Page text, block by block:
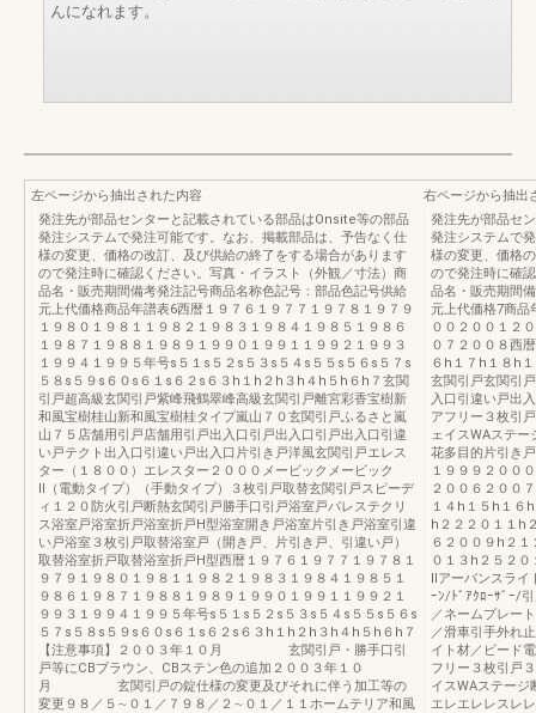
んになれます。
左ページから抽出された内容
発注先が部品センターと記載されている部品はOnsite等の部品
発注システムで発注可能です。なお、掲載部品は、予告なく仕
様の変更、価格の改訂、及び供給の終了をする場合があります
ので発注時に確認ください。写真・イラスト（外観／寸法）商
品名・販売期間備考発注記号商品名称色記号：部品色記号供給
元上代価格商品年譜表6西暦１９７６１９７７１９７８１９７９
１９８０１９８１１９８２１９８３１９８４１９８５１９８６
１９８７１９８８１９８９１９９０１９９１１９９２１９９３
１９９４１９９５年号s５１s５２s５３s５４s５５s５６s５７s
５８s５９s６０s６１s６２s６３h１h２h３h４h５h６h７玄関
引戸超高級玄関引戸紫峰飛鶴翠峰高級玄関引戸離宮彩香宝樹新
和風宝樹桂山新和風宝樹桂タイプ嵐山７０玄関引戸ふるさと嵐
山７５店舗用引戸店舗用引戸出入口引戸出入口引戸出入口引違
い戸テクト出入口引違い戸出入口片引き戸洋風玄関引戸エレス
ター（１８００）エレスター２０００メービックメービック
Ⅱ（電動タイプ）（手動タイプ）３枚引戸取替玄関引戸スピーデ
ィ１２０防火引戸断熱玄関引戸勝手口引戸浴室戸パレステクリ
ス浴室戸浴室折戸浴室折戸H型浴室開き戸浴室片引き戸浴室引違
い戸浴室３枚引戸取替浴室戸（開き戸、片引き戸、引違い戸）
取替浴室折戸取替浴室折戸H型西暦１９７６１９７７１９７８１
９７９１９８０１９８１１９８２１９８３１９８４１９８５１
９８６１９８７１９８８１９８９１９９０１９９１１９９２１
９９３１９９４１９９５年号s５１s５２s５３s５４s５５s５６s
５７s５８s５９s６０s６１s６２s６３h１h２h３h４h５h６h７
【注意事項】２００３年１０月 玄関引戸・勝手口引
戸等にCBブラウン、CBステン色の追加２００３年１０
月 玄関引戸の錠仕様の変更及びそれに伴う加工等の
変更９８／５∼０１／７９８／２∼０１／１１ホームテリア和風
右ページから抽出
発注先が部品セ
発注システムで
様の変更、価格
ので発注時に確
品名・販売期間
元上代価格7商品
００２００１２
０７２００８西
６h１７h１８h
玄関引戸玄関引
入口引違い戸出
アフリー３枚引
ェイスWAステ
花多目的片引き
１９９９２００
２００６２００
１４h１５h１６
h２２２０１１h
６２００９h２
０１３h２５２
Ⅱアーバンスラ
ｰﾝ/ﾄﾞｱｸﾛｰｻﾞｰ/
／ネームプレー
／滑車引手外れ
イト材／ビード
フリー３枚引戸
イスWAステージ
エレエレレスレ